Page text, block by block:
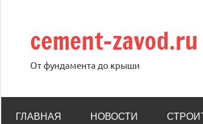
содержимому
cement-zavod.ru
От фундамента до крыши
ГЛАВНАЯ НОВОСТИ